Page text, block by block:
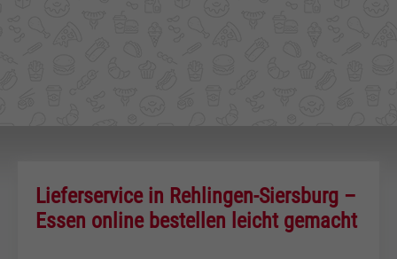
Lieferservice in Rehlingen-Siersburg –
Essen online bestellen leicht gemacht